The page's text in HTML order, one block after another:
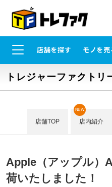
店舗を探す モノを売
トレジャーファクトリ
店舗TOP 店内紹介
NEW
Apple（アップル
荷いたしました！